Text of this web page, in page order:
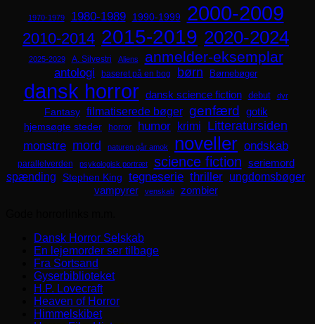
1970-1979 1980-1989 1990-1999 2000-2009
2010-2014 2015-2019 2020-2024
2025-2029 A. Silvestri Aliens anmelder-eksemplar
antologi baseret på en bog børn Børnebøger
dansk horror dansk science fiction debut dyr
Fantasy filmatiserede bøger genfærd
gotik
hjemsøgte steder
horror humor krimi Litteratursiden
monstre mord naturen går amok noveller ondskab
parallelverden psykologisk portræt science fiction seriemord
spænding Stephen King tegneserie thriller ungdomsbøger
vampyrer venskab
zombier
Dansk Horror Selskab
En lejemorder ser tilbage
Fra Sortsand
Gyserbiblioteket
H.P. Lovecraft
Heaven of Horror
Himmelskibet